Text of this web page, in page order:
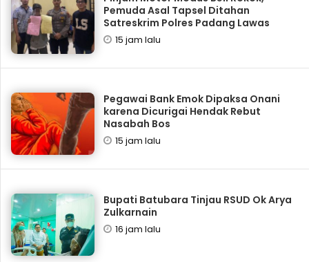
Pemuda Asal Tapsel Ditahan
Satreskrim Polres Padang Lawas
15 jam lalu
Pegawai Bank Emok Dipaksa Onani
karena Dicurigai Hendak Rebut
Nasabah Bos
15 jam lalu
Bupati Batubara Tinjau RSUD Ok Arya
Zulkarnain
16 jam lalu